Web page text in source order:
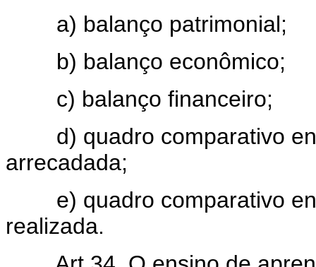
a) balanço patrimonial;
b) balanço econômico;
c) balanço financeiro;
d) quadro comparativo
arrecadada;
e) quadro comparativo
realizada.